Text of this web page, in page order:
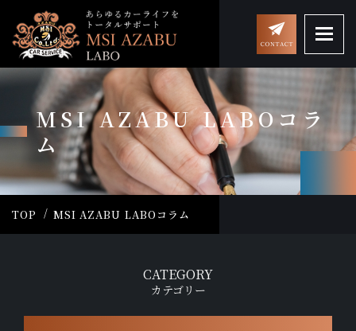
MSI AZABU LABOコラ
ム
TOP MSI AZABU LABOコラム
CATEGORY
カテゴリー